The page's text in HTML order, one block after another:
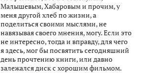
Малышевым, Хабаровым и прочим, у
меня другой хлеб по жизни, а
поделиться своими мыслями, не
навязывая своего мнения, могу. Если это
не интересно, тогда и вправду, для чего
я здесь, мог бы посвятить сегодняшний
день прочтению книги, или давно
залежался диск с хорошим фильмом.